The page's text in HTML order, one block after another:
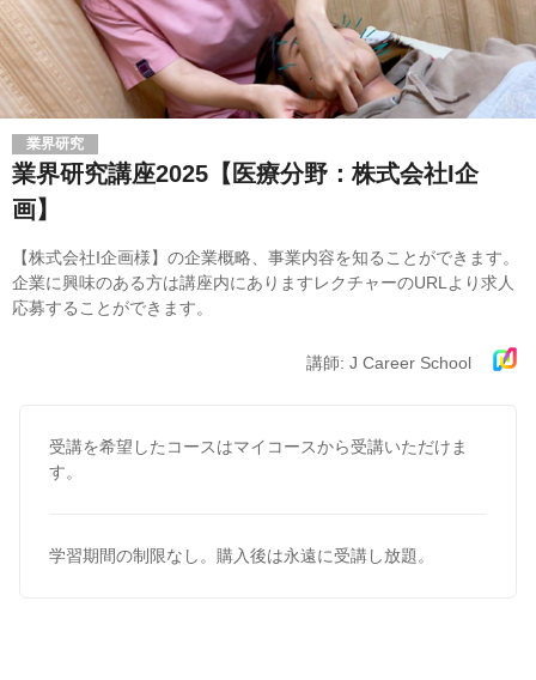
業界研究
業界研究講座2025【医療分野：株式会社I企
画】
【株式会社I企画様】の企業概略、事業内容を知ることができます。
企業に興味のある方は講座内にありますレクチャーのURLより求人
応募することができます。
講師: J Career School
受講を希望したコースはマイコースから受講いただけま
す。
学習期間の制限なし。購入後は永遠に受講し放題。